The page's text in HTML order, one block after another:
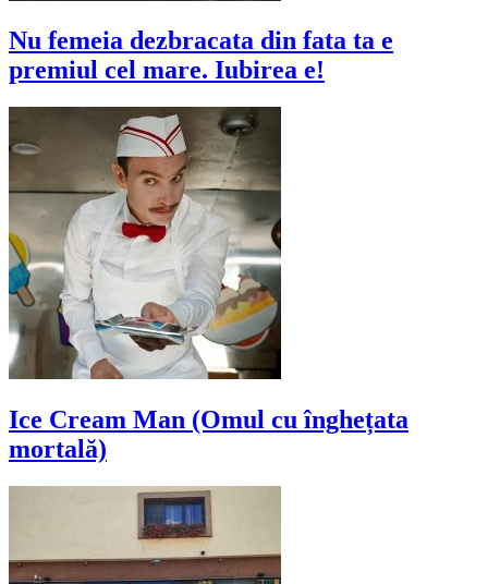
Nu femeia dezbracata din fata ta e
premiul cel mare. Iubirea e!
Ice Cream Man (Omul cu înghețata
mortală)